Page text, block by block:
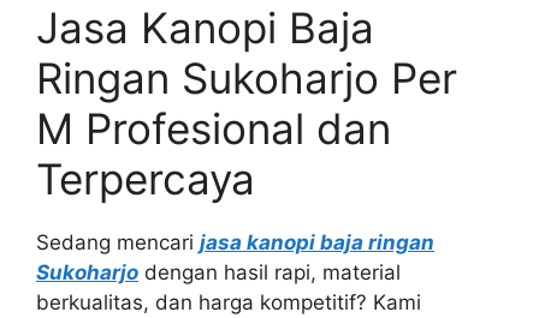
Jasa Kanopi Baja
Ringan Sukoharjo Per
M Profesional dan
Terpercaya
Sedang mencari jasa kanopi baja ringan
Sukoharjo dengan hasil rapi, material
berkualitas, dan harga kompetitif? Kami